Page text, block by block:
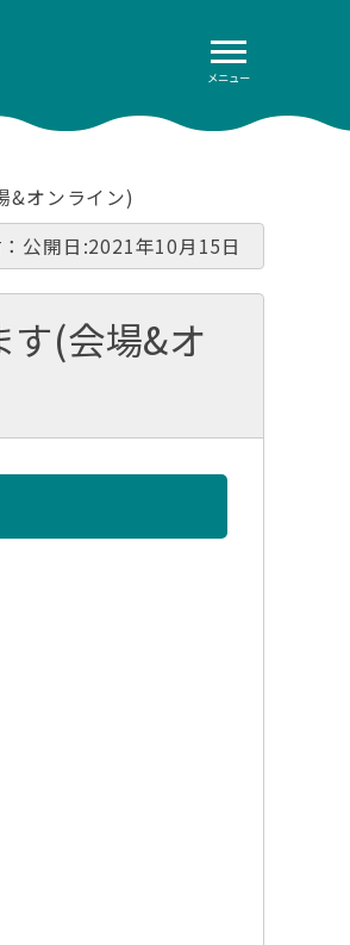
メニュー
&オンライン)
公開日:2021年10月15日
す(会場&オ